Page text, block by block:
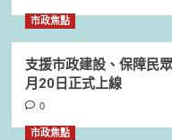
市政焦點
支援市政建設、保障民
月20日正式上線
0
市政焦點